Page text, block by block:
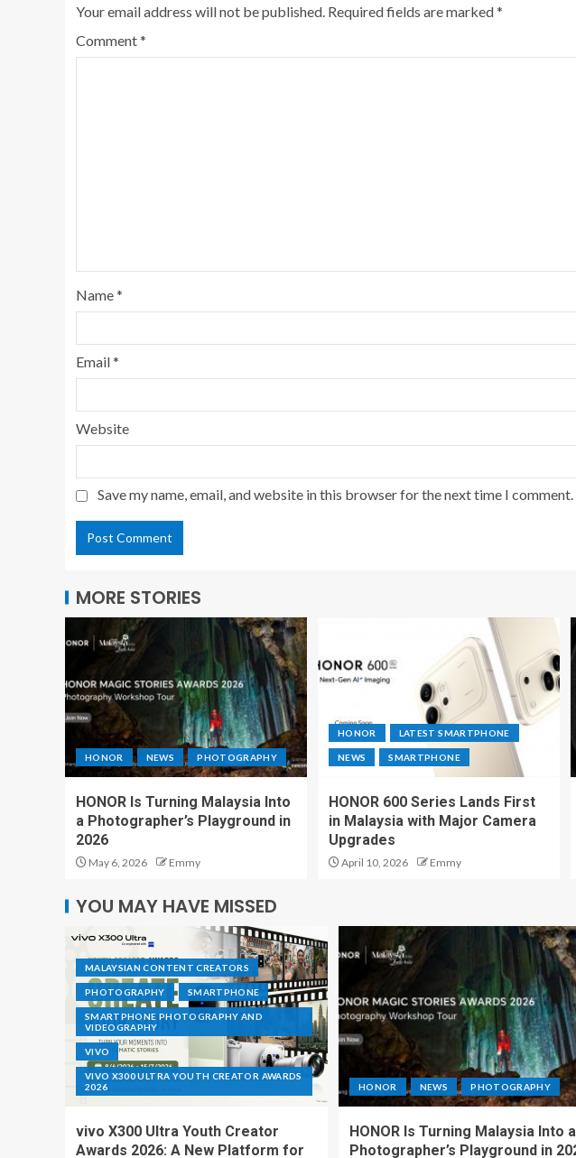
Your email address will not be published. Required fields are marked*
Comment*
Name*
Email*
Website
Save my name, email, and website in this browser for the next time I comment.
MORE STORIES
HONOR NEWS PHOTOGRAPHY
HONOR Is Turning Malaysia Into
a Photographer’s Playground in
2026
May 6, 2026 Emmy
HONOR LATEST SMARTPHONE
NEWS SMARTPHONE
HONOR 600 Series Lands First
in Malaysia with Major Camera
Upgrades
April 10, 2026 Emmy
YOU MAY HAVE MISSED
MALAYSIAN CONTENT CREATORS
PHOTOGRAPHY SMARTPHONE
SMARTPHONE PHOTOGRAPHY AND
VIDEOGRAPHY
VIVO
VIVO X300 ULTRA YOUTH CREATOR AWARDS
2026
vivo X300 Ultra Youth Creator
Awards 2026: A New Platform for
HONOR NEWS PHOTOGRAPHY
HONOR Is Turning Malaysia Into a
Photographer’s Playground in